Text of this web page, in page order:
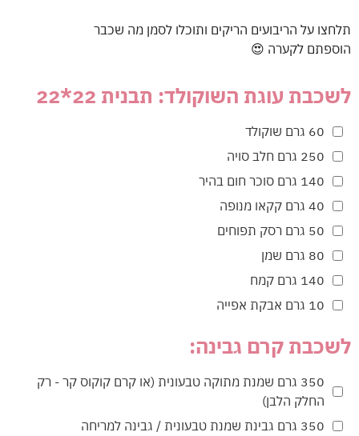
תלחצו על הריבועים הריקים ותוכלו לסמן מה שכבר
הוספתם לקערה 😍
לשכבת עוגת השוקולד: תבנית 22*22
60 גרם שוקולד
250 גרם חלב סויה
140 גרם סוכר חום בהיר
40 גרם קקאו מנופה
50 גרם רסק תפוחים
80 גרם שמן
140 גרם קמח
10 גרם אבקת אפייה
לשכבת קרם גבינה:
350 גרם שמנת מתוקה טבעונית (או קרם קוקוס קר - רק
החלק הלבן)
350 גרם גבינת שמנת טבעונית / גבינה למריחה